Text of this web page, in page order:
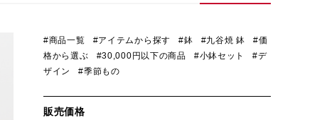
#商品一覧 #アイテムから探す #鉢 #九谷焼 鉢
#価
格から選ぶ
#30,000円以下の商品 #小鉢セット
#デ
ザイン
#季節もの
販売価格